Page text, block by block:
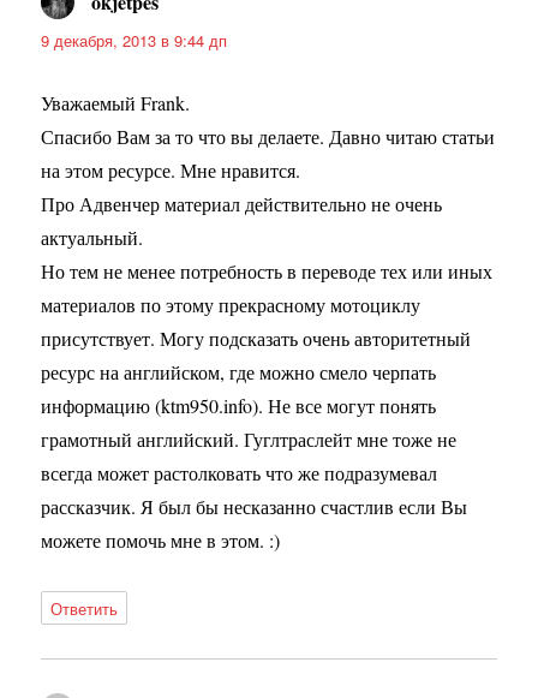
9 декабря, 2013 в 9:44 дп
Уважаемый Frank.
Спасибо Вам за то что вы делаете. Давно читаю статьи
на этом ресурсе. Мне нравится.
Про Адвенчер материал действительно не очень
актуальный.
Но тем не менее потребность в переводе тех или иных
материалов по этому прекрасному мотоциклу
присутствует. Могу подсказать очень авторитетный
ресурс на английском, где можно смело черпать
информацию (ktm950.info). Не все могут понять
грамотный английский. Гуглтраслейт мне тоже не
всегда может растолковать что же подразумевал
рассказчик. Я был бы несказанно счастлив если Вы
можете помочь мне в этом. :)
Ответить